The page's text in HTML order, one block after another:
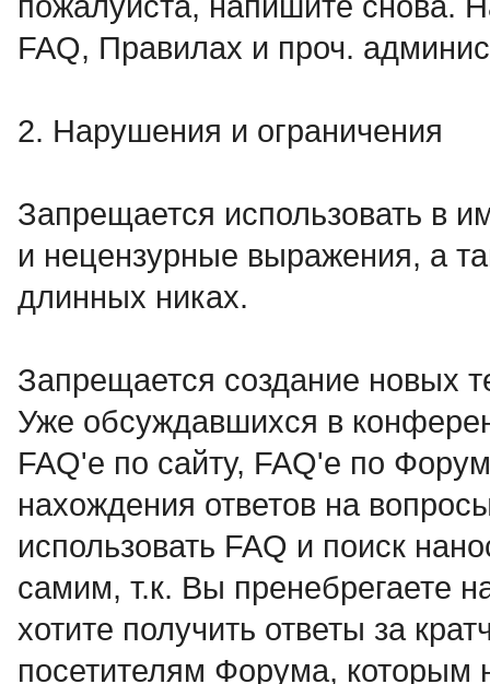
FAQ, Правилах и проч.
2. Нарушения и ограничения
Запрещается использовать в
и нецензурные выражения, а
длинных никах.
Запрещается создание новых
Уже обсуждавшихся в
FAQ'e по сайту, FAQ'e по
нахождения ответов на
использовать FAQ и поиск
самим, т.к. Вы пренебрегаете
хотите получить ответы за
посетителям Форума, которым